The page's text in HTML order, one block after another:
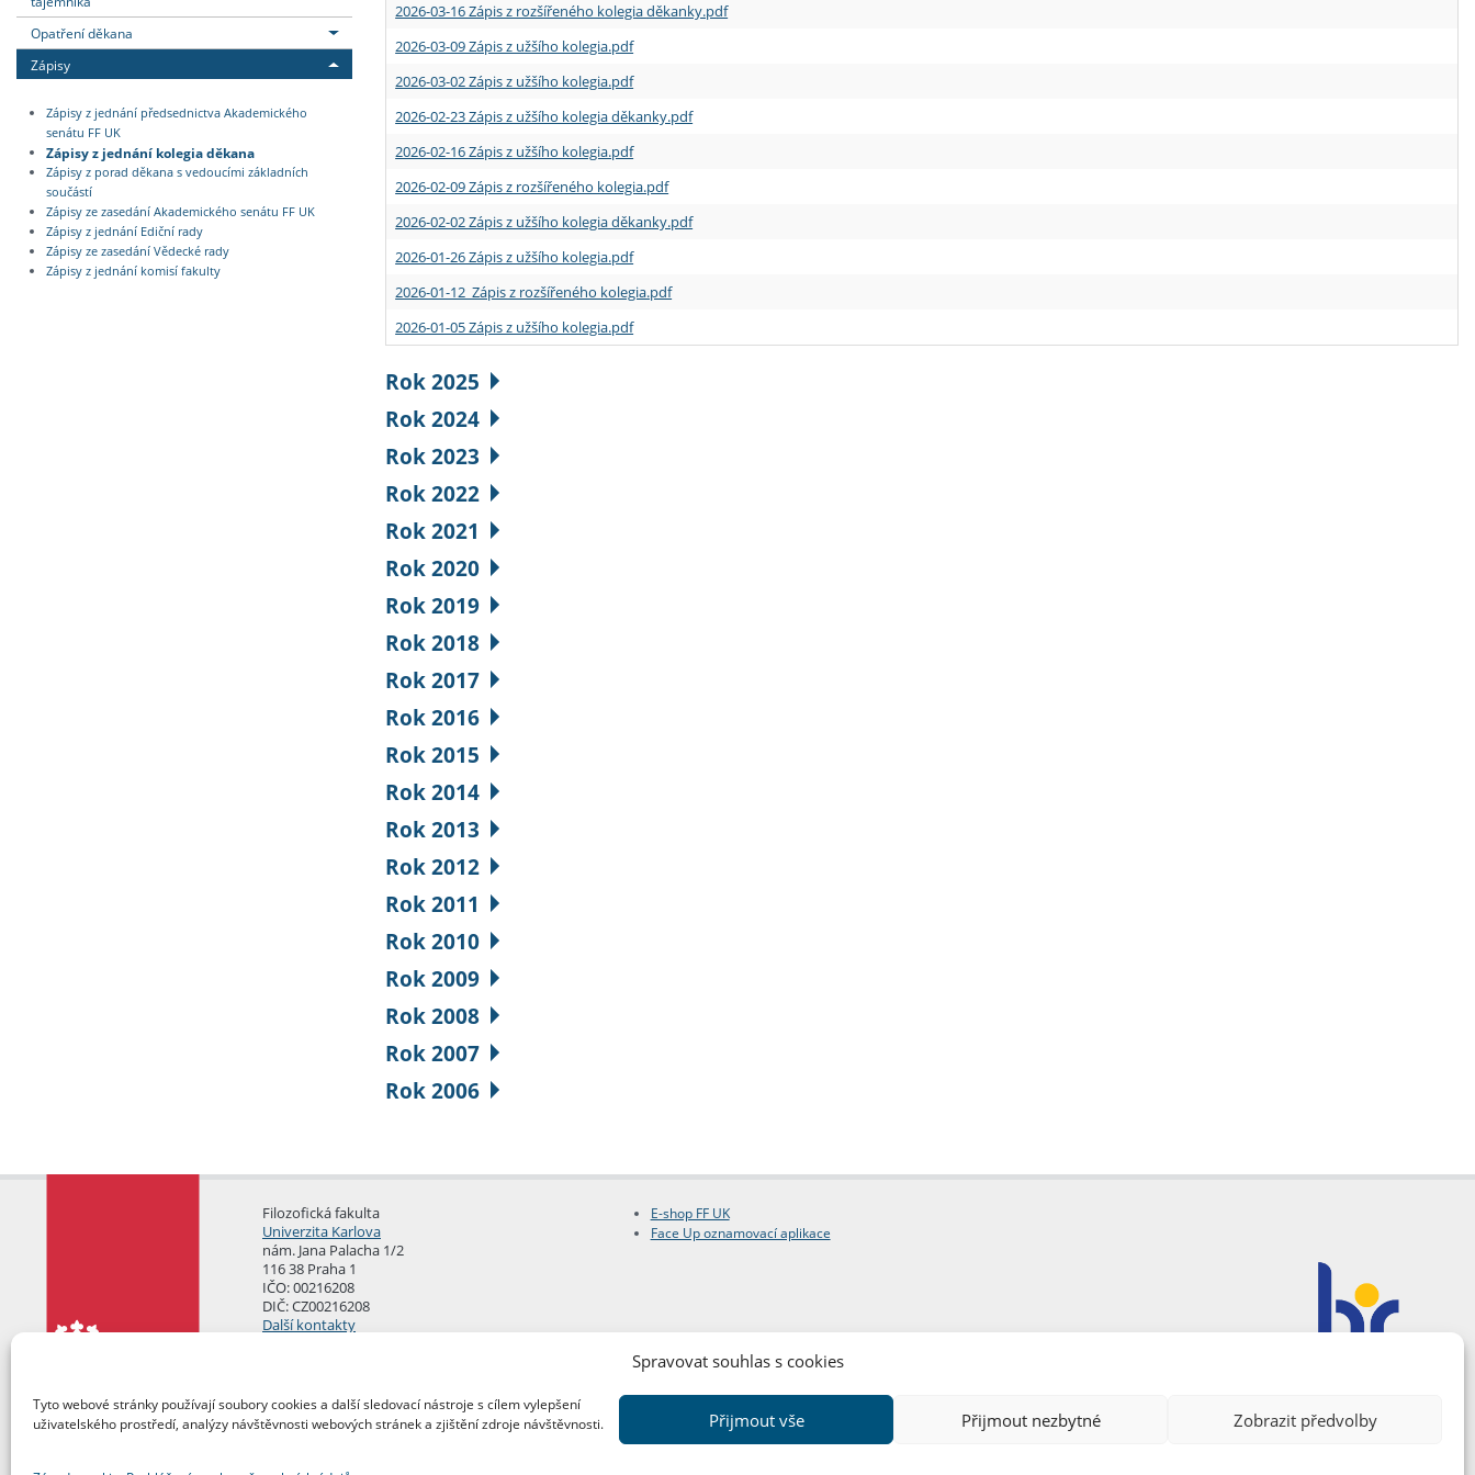
Spravovat souhlas s cookies
Tyto webové stránky používají soubory cookies a další sledovací nástroje s cílem vylepšení
uživatelského prostředí, analýzy návštěvnosti webových stránek a zjištění zdroje návštěvnosti.
Přijmout vše Přijmout nezbytné Zobrazit předvolby
Opatření děkana
Zápisy
Zápisy z jednání předsednictva Akademického
senátu FF UK
Zápisy z jednání kolegia děkana
Zápisy z porad děkana s vedoucími základních
součástí
Zápisy ze zasedání Akademického senátu FF UK
Zápisy z jednání Ediční rady
Zápisy ze zasedání Vědecké rady
Zápisy z jednání komisí fakulty
2026-03-16 Zápis z rozšířeného kolegia děkanky.pdf
2026-03-09 Zápis z užšího kolegia.pdf
2026-03-02 Zápis z užšího kolegia.pdf
2026-02-23 Zápis z užšího kolegia děkanky.pdf
2026-02-16 Zápis z užšího kolegia.pdf
2026-02-09 Zápis z rozšířeného kolegia.pdf
2026-02-02 Zápis z užšího kolegia děkanky.pdf
2026-01-26 Zápis z užšího kolegia.pdf
2026-01-12 Zápis z rozšířeného kolegia.pdf
2026-01-05 Zápis z užšího kolegia.pdf
Rok 2025
Rok 2024
Rok 2023
Rok 2022
Rok 2021
Rok 2020
Rok 2019
Rok 2018
Rok 2017
Rok 2016
Rok 2015
Rok 2014
Rok 2013
Rok 2012
Rok 2011
Rok 2010
Rok 2009
Rok 2008
Rok 2007
Rok 2006
Filozofická fakulta
Univerzita Karlova
nám. Jana Palacha 1/2
116 38 Praha 1
IČO: 00216208
DIČ: CZ00216208
Další kontakty
E-shop FF UK
Face Up oznamovací aplikace